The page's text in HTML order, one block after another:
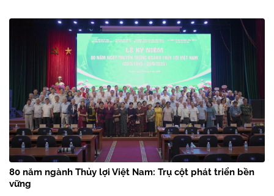
80 năm ngành Thủy lợi Việt Nam: Trụ cột phát triển bền
vững